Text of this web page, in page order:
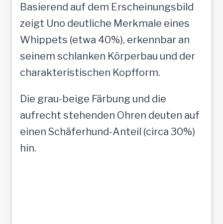
Basierend auf dem Erscheinungsbild
zeigt Uno deutliche Merkmale eines
Whippets (etwa 40%), erkennbar an
seinem schlanken Körperbau und der
charakteristischen Kopfform.
Die grau-beige Färbung und die
aufrecht stehenden Ohren deuten auf
einen Schäferhund-Anteil (circa 30%)
hin.